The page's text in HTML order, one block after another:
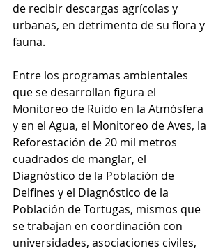
de recibir descargas agrícolas y
urbanas, en detrimento de su flora y
fauna.
Entre los programas ambientales
que se desarrollan figura el
Monitoreo de Ruido en la Atmósfera
y en el Agua, el Monitoreo de Aves, la
Reforestación de 20 mil metros
cuadrados de manglar, el
Diagnóstico de la Población de
Delfines y el Diagnóstico de la
Población de Tortugas, mismos que
se trabajan en coordinación con
universidades, asociaciones civiles,